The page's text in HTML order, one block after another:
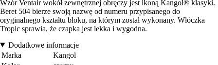
Wzór Ventair wokół zewnętrznej obręczy jest ikoną Kangol® klasyki.
Beret 504 bierze swoją nazwę od numeru przypisanego do
oryginalnego kształtu bloku, na którym został wykonany. Włóczka
Tropic sprawia, że czapka jest lekka i wygodna.
Dodatkowe informacje
Marka
Kangol